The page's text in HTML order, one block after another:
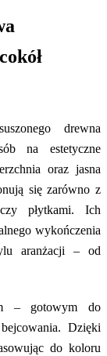
drewna
na estetyczne
oraz jasna
się zarówno z
płytkami. Ich
wykończenia
aranżacji – od
– gotowym do
Dzięki
do koloru